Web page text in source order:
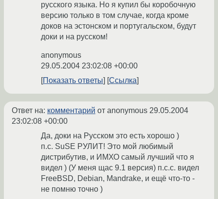
русского языка. Но я купил бы коробочную
версию только в том случае, когда кроме
доков на эстонском и португальском, будут
доки и на русском!
anonymous
29.05.2004 23:02:08 +00:00
Показать ответы
Ссылка
Ответ на: комментарий от anonymous 29.05.2004
23:02:08 +00:00
Да, доки на Русском это есть хорошо )
п.с. SuSE РУЛИТ! Это мой любимый
дистрибутив, и ИМХО самый лучший что я
видел ) (У меня щас 9.1 версия) п.с.с. видел
FreeBSD, Debian, Mandrake, и ещё что-то -
не помню точно )